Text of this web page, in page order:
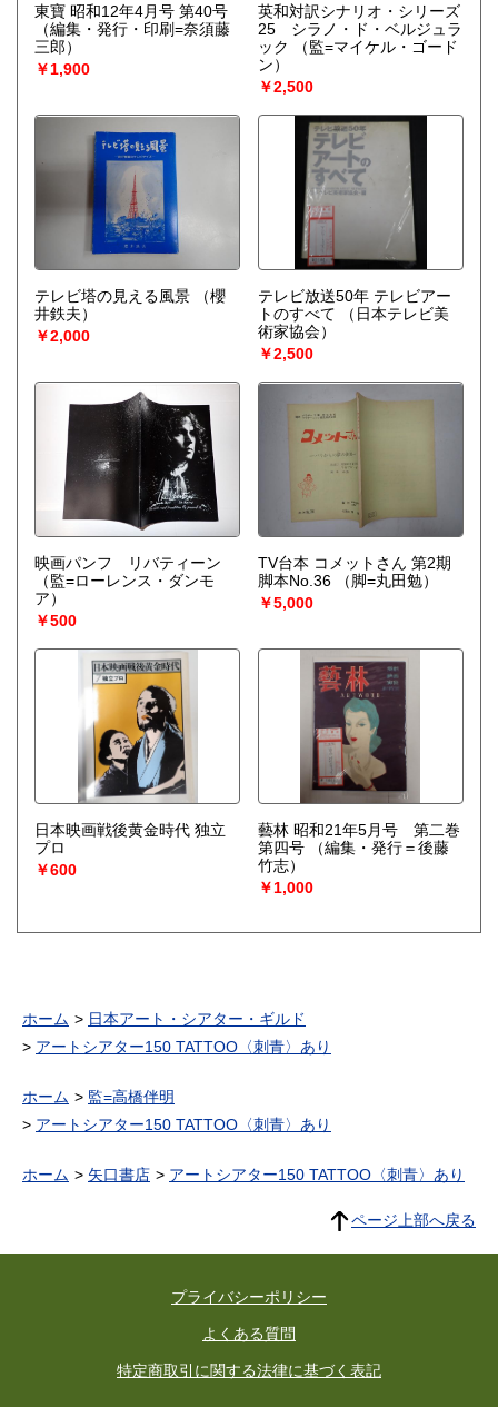
東寶 昭和12年4月号 第40号
（編集・発行・印刷=奈須藤
三郎）
￥1,900
英和対訳シナリオ・シリーズ
25 シラノ・ド・ベルジュラ
ック
（監=マイケル・ゴード
ン）
￥2,500
テレビ塔の見える風景
（櫻
井鉄夫）
￥2,000
テレビ放送50年 テレビアー
トのすべて
（日本テレビ美
術家協会）
￥2,500
映画パンフ リバティーン
（監=ローレンス・ダンモ
ア）
￥500
TV台本 コメットさん 第2期
脚本No.36
（脚=丸田勉）
￥5,000
日本映画戦後黄金時代 独立
プロ
￥600
藝林 昭和21年5月号 第二巻
第四号
（編集・発行＝後藤
竹志）
￥1,000
ホーム
日本アート・シアター・ギルド
アートシアター150 TATTOO〈刺青〉あり
ホーム
監=高橋伴明
アートシアター150 TATTOO〈刺青〉あり
ホーム 矢口書店 アートシアター150 TATTOO〈刺青〉あり
ページ上部へ戻る
プライバシーポリシー
よくある質問
特定商取引に関する法律に基づく表記